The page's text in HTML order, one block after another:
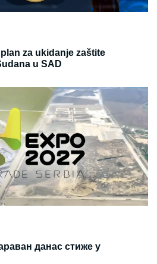
za ukidanje zaštite
u SAD
данас стиже у